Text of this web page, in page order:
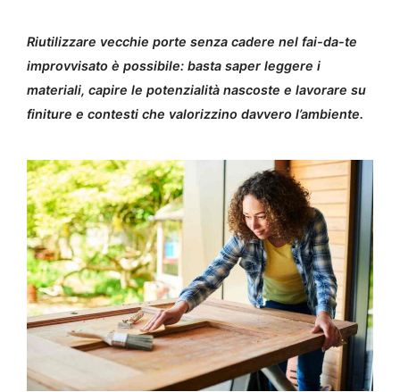
Riutilizzare vecchie porte senza cadere nel fai-da-te
improvvisato è possibile: basta saper leggere i
materiali, capire le potenzialità nascoste e lavorare su
finiture e contesti che valorizzino davvero l’ambiente.